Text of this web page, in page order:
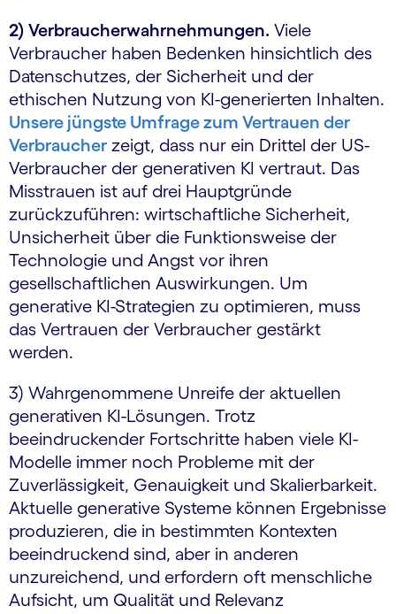
2) Verbraucherwahrnehmungen. Viele
Verbraucher haben Bedenken hinsichtlich des
Datenschutzes, der Sicherheit und der
ethischen Nutzung von KI-generierten Inhalten.
Unsere jüngste Umfrage zum Vertrauen der
Verbraucher zeigt, dass nur ein Drittel der US-
Verbraucher der generativen KI vertraut. Das
Misstrauen ist auf drei Hauptgründe
zurückzuführen: wirtschaftliche Sicherheit,
Unsicherheit über die Funktionsweise der
Technologie und Angst vor ihren
gesellschaftlichen Auswirkungen. Um
generative KI-Strategien zu optimieren, muss
das Vertrauen der Verbraucher gestärkt
werden.
3) Wahrgenommene Unreife der aktuellen
generativen KI-Lösungen. Trotz
beeindruckender Fortschritte haben viele KI-
Modelle immer noch Probleme mit der
Zuverlässigkeit, Genauigkeit und Skalierbarkeit.
Aktuelle generative Systeme können Ergebnisse
produzieren, die in bestimmten Kontexten
beeindruckend sind, aber in anderen
unzureichend, und erfordern oft menschliche
Aufsicht, um Qualität und Relevanz